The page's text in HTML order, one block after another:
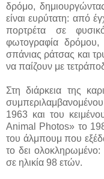
δρόμο,
είναι ευρύτατη: από
πορτρέτα σε
φωτογραφία δρόμου,
σπάνιας ράτσας και
να παίζουν με
Στη διάρκεια της
1963 και του
Animal Photos» το
του άλμπουμ που
το δει
σε ηλικία 98 ετών.